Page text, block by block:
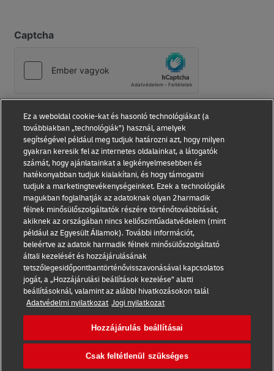
Captcha
Részt szeretnék venni a sorsoláson Adatok törlése
Általános Szerződési Feltételek
Adatvédelmi nyilatkozat
DHL Express Magyarország
DHL Express. Minden jog fenntartva.
Ez a weboldal cookie-kat és hasonló technológiákat (a
továbbiakban „technológiák”) használ, amelyek
segítségével például meg tudjuk határozni azt, hogy milyen
gyakran keresik fel az internetes oldalainkat, a látogatók
számát, hogy ajánlatainkat a legkényelmesebben és
hatékonyabban tudjuk kialakítani, és hogy támogatni
tudjuk a marketingtevékenységeinket. Ezek a technológiák
magukban foglalhatják az adatoknak olyan 2harmadik
félnek minősülőszolgáltatók részére történőtovábbítását,
akiknek az országában nincs kellőszintűadatvédelem (mint
például az Egyesült Államok). További információt,
beleértve az adatok harmadik félnek minősülőszolgáltató
általi kezelését és hozzájárulásának
tetszőlegesidőpontbantörténővisszavonásával kapcsolatos
jogát, a „Hozzájárulási beállítások kezelése” alatti
beállításoknál, valamint az alábbi hivatkozásokon talál
Adatvédelmi nyilatkozat Jogi nyilatkozat
Hozzájárulás beállításai
Csak feltétlenül szükséges